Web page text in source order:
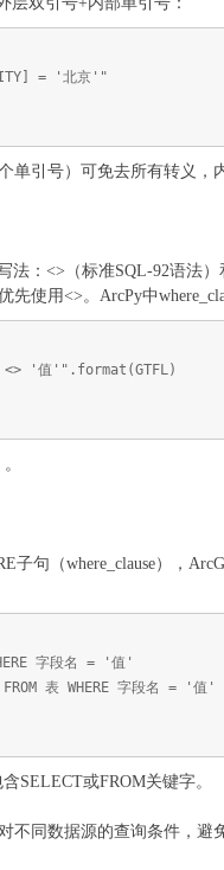
= '北京'"
单引号）可免去所有转义，
：<>（标准SQL-92语法）
使用<>。ArcPy中
'值'".format(GTFL)
子句（where_clause），
字段名 = '值'
表 WHERE 字段名 = '值'
SELECT或FROM关键字。
不同数据源的查询条件，避